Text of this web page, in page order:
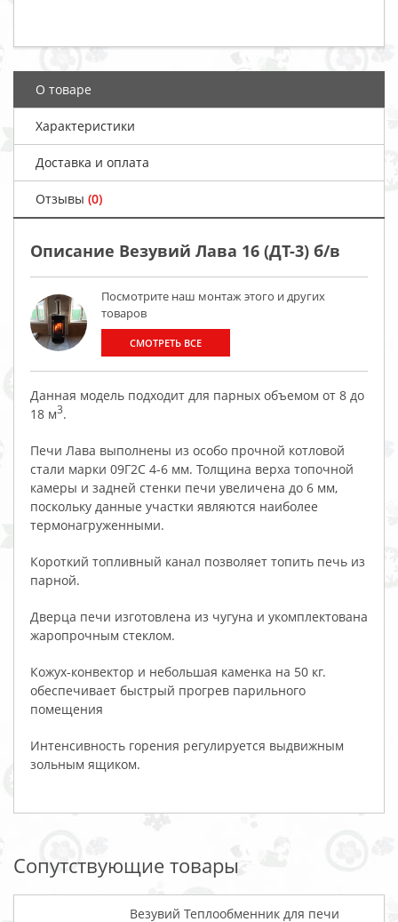
О товаре
Характеристики
Доставка и оплата
Отзывы (0)
Описание Везувий Лава 16 (ДТ-3) б/в
Посмотрите наш монтаж этого и других
товаров
СМОТРЕТЬ ВСЕ
Данная модель подходит для парных объемом от 8 до
18 м3.
Печи Лава выполнены из особо прочной котловой
стали марки 09Г2С 4-6 мм. Толщина верха топочной
камеры и задней стенки печи увеличена до 6 мм,
поскольку данные участки являются наиболее
термонагруженными.
Короткий топливный канал позволяет топить печь из
парной.
Дверца печи изготовлена из чугуна и укомплектована
жаропрочным стеклом.
Кожух-конвектор и небольшая каменка на 50 кг.
обеспечивает быстрый прогрев парильного
помещения
Интенсивность горения регулируется выдвижным
зольным ящиком.
Сопутствующие товары
Везувий Теплообменник для печи